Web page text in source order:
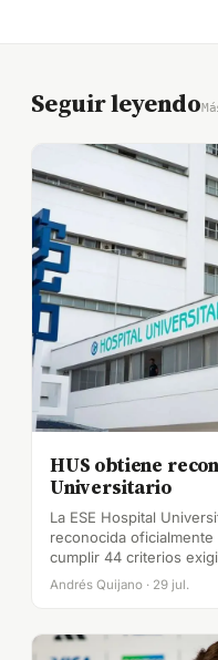
Seguir leyendo
HUS obtiene
Universitario
La ESE Hospital
reconocida
cumplir 44 criterios
Andrés Quijano · 29 jul.